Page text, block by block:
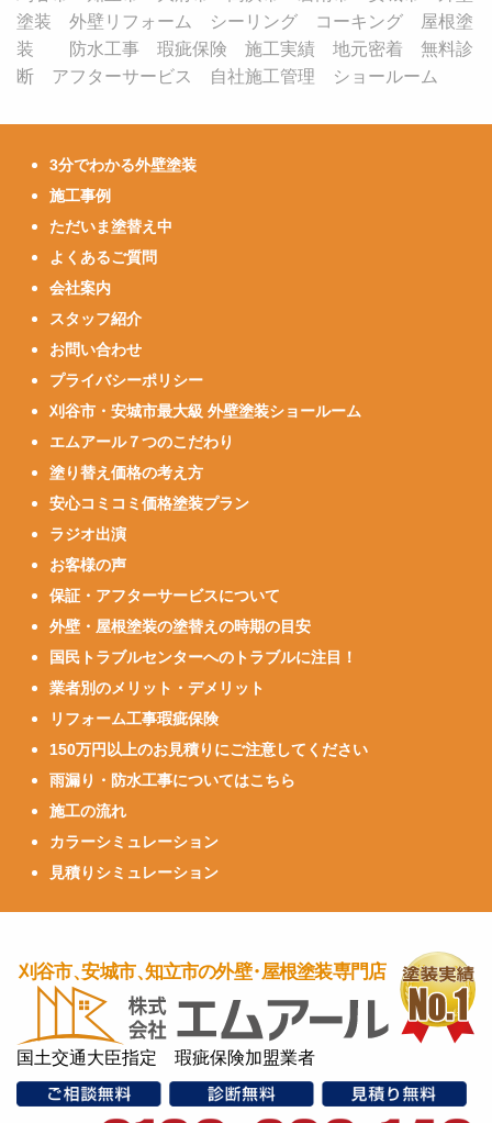
塗装 外壁リフォーム シーリング コーキング 屋根塗
装 防水工事 瑕疵保険 施工実績 地元密着 無料診
断 アフターサービス 自社施工管理 ショールーム
3分でわかる外壁塗装
施工事例
ただいま塗替え中
よくあるご質問
会社案内
スタッフ紹介
お問い合わせ
プライバシーポリシー
刈谷市・安城市最大級 外壁塗装ショールーム
エムアール７つのこだわり
塗り替え価格の考え方
安心コミコミ価格塗装プラン
ラジオ出演
お客様の声
保証・アフターサービスについて
外壁・屋根塗装の塗替えの時期の目安
国民トラブルセンターへのトラブルに注目！
業者別のメリット・デメリット
リフォーム工事瑕疵保険
150万円以上のお見積りにご注意してください
雨漏り・防水工事についてはこちら
施工の流れ
カラーシミュレーション
見積りシミュレーション
国土交通大臣指定 瑕疵保険加盟業者